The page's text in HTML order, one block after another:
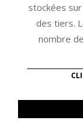
stockées
des tiers.
nombre